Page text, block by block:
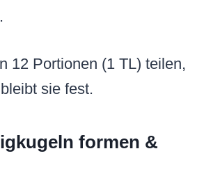
12 Portionen (1 TL) teilen,
sie fest.
formen &